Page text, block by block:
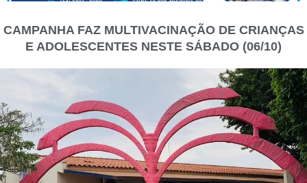
CAMPANHA FAZ MULTIVACINAÇÃO DE CRIANÇAS
E ADOLESCENTES NESTE SÁBADO (06/10)